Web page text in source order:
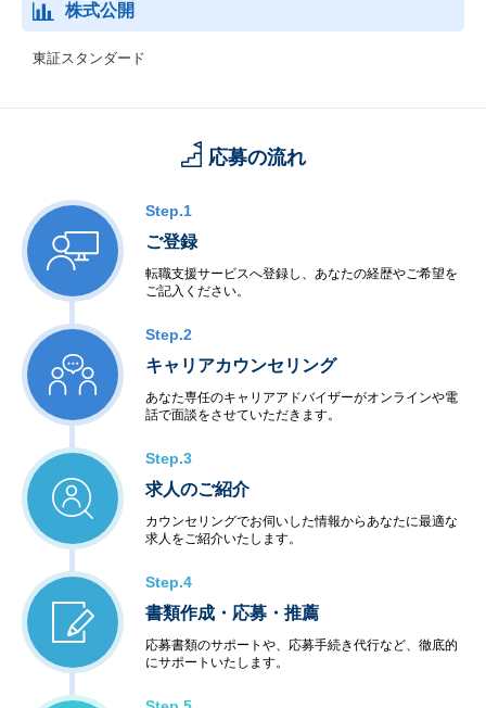
株式公開
東証スタンダード
応募の流れ
Step.1
ご登録
転職支援サービスへ登録し、あなたの経歴やご希望を
ご記入ください。
Step.2
キャリアカウンセリング
あなた専任のキャリアアドバイザーがオンラインや電
話で面談をさせていただきます。
Step.3
求人のご紹介
カウンセリングでお伺いした情報からあなたに最適な
求人をご紹介いたします。
Step.4
書類作成・応募・推薦
応募書類のサポートや、応募手続き代行など、徹底的
にサポートいたします。